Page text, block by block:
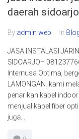
daerah sidoarjo
By admin web In
JASA INSTALASI
SIDOARJO–
Internusa Optima,
LAMONGAN. kami
penarikan kabel
menjual kabel fiber
juga...